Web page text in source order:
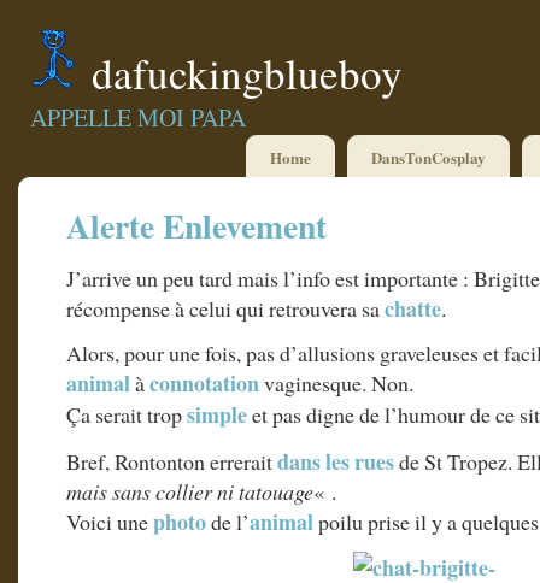
dafuckingblueboy
APPELLE MOI PAPA
Home DansTonCosplay
Alerte Enlevement
J’arrive un peu tard mais l’info est importante :
récompense à celui qui retrouvera sachatte.
Alors, pour une fois, pas d’allusions graveleuses et
animalàconnotationvaginesque. Non.
Ça serait tropsimpleet pas digne de l’humour de ce
Bref, Rontonton erreraitdans les ruesde St Tropez.
mais sans collier ni tatouage« .
Voici unephotode l’animalpoilu prise il y a